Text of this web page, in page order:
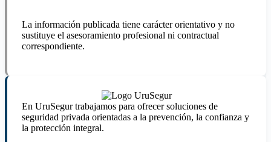
La información publicada tiene carácter orientativo y no
sustituye el asesoramiento profesional ni contractual
correspondiente.
En UruSegur trabajamos para ofrecer soluciones de
seguridad privada orientadas a la prevención, la confianza y
la protección integral.